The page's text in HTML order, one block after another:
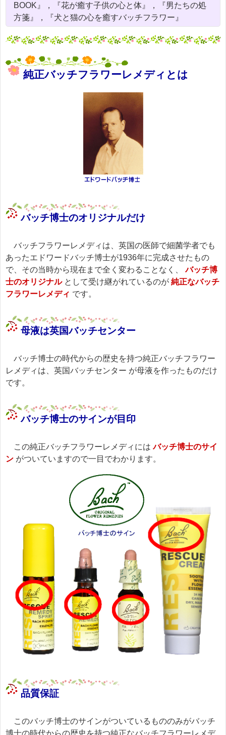
BOOK』，『花が癒す子供の心と体』，『男たちの処
方箋』，『犬と猫の心を癒すバッチフラワー』
純正バッチフラワーレメディとは
バッチ博士のオリジナルだけ
バッチフラワーレメディは、英国の医師で細菌学者でも
あったエドワードバッチ博士が1936年に完成させたもの
で、その当時から現在まで全く変わることなく、バッチ博
士のオリジナルとして受け継がれているのが 純正なバッチ
フラワーレメディ です。
母液は英国バッチセンター
バッチ博士の時代からの歴史を持つ純正バッチフラワー
レメディは、 英国バッチセンター が母液を作ったものだけ
です。
バッチ博士のサインが目印
この純正バッチフラワーレメディにはバッチ博士のサイ
ン がついていますので一目でわかります。
品質保証
このバッチ博士のサインがついているもののみがバッチ
博士の時代からの歴史を持つ純正なバッチフラワーレメデ